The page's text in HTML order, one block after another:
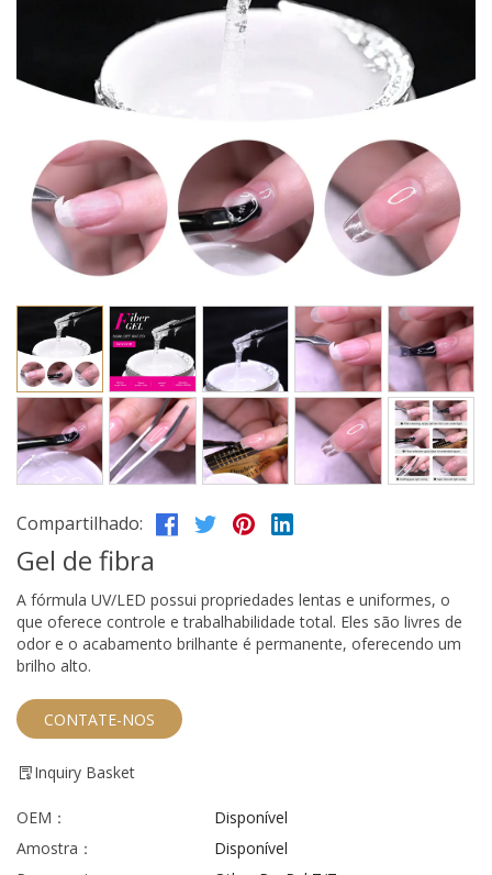
Compartilhado:
Gel de fibra
A fórmula UV/LED possui propriedades lentas e uniformes, o
que oferece controle e trabalhabilidade total. Eles são livres de
odor e o acabamento brilhante é permanente, oferecendo um
brilho alto.
CONTATE-NOS
Inquiry Basket
OEM：
Disponível
Amostra：
Disponível